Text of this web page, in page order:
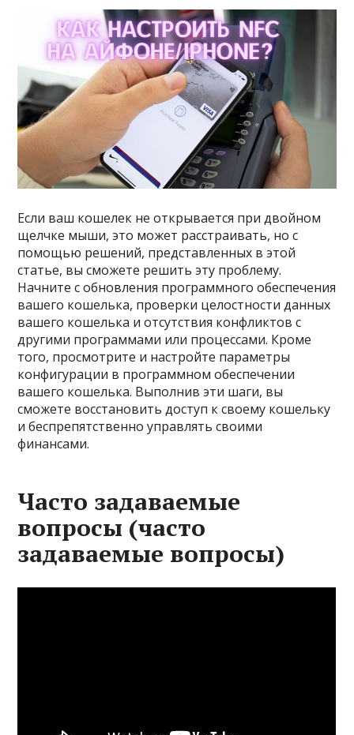
Если ваш кошелек не открывается при двойном
щелчке мыши, это может расстраивать, но с
помощью решений, представленных в этой
статье, вы сможете решить эту проблему.
Начните с обновления программного обеспечения
вашего кошелька, проверки целостности данных
вашего кошелька и отсутствия конфликтов с
другими программами или процессами. Кроме
того, просмотрите и настройте параметры
конфигурации в программном обеспечении
вашего кошелька. Выполнив эти шаги, вы
сможете восстановить доступ к своему кошельку
и беспрепятственно управлять своими
финансами.
Часто задаваемые
вопросы (часто
задаваемые вопросы)